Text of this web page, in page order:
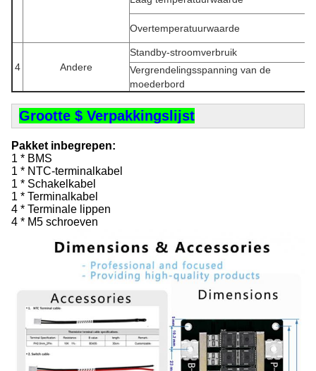
Overtemperatuurwaarde
4 Andere
Standby-stroomverbruik
Vergrendelingsspanning van de
moederbord
Grootte $ Verpakkingslijst
Pakket inbegrepen:
1 * BMS
1 * NTC-terminalkabel
1 * Schakelkabel
1 * Terminalkabel
4 * Terminale lippen
4 * M5 schroeven